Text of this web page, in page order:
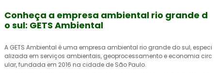
Conheça a empresa ambiental rio grande d
o sul: GETS Ambiental
A GETS Ambiental é uma empresa ambiental rio grande do sul, especi
alizada em serviços ambientais, geoprocessamento e economia circ
ular, fundada em 2016 na cidade de São Paulo.